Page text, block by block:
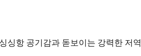
싱항 공기감과 돋보이는 강력한 저역